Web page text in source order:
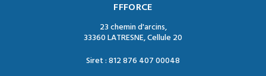
FFFORCE
23 chemin d'arcins,
33360 LATRESNE, Cellule 20
Siret : 812 876 407 00048